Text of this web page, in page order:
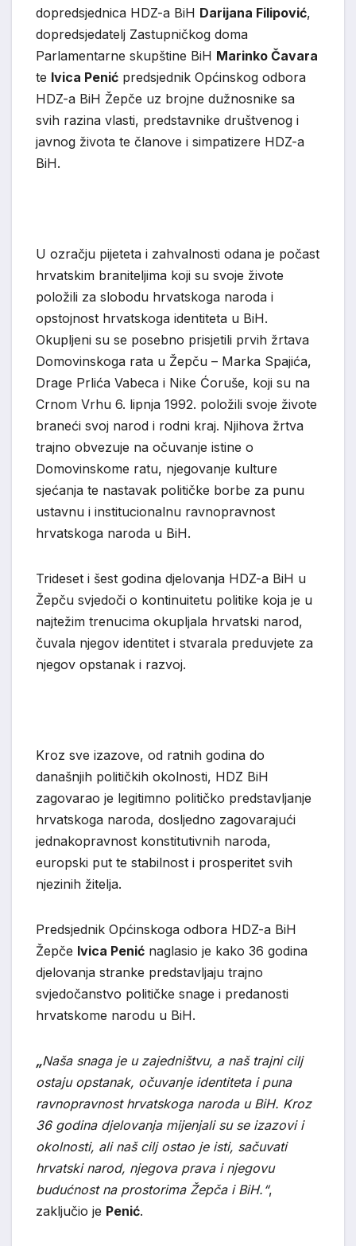
dopredsjednica HDZ-a BiH Darijana Filipović,
dopredsjedatelj Zastupničkog doma
Parlamentarne skupštine BiH Marinko Čavara
te Ivica Penić predsjednik Općinskog odbora
HDZ-a BiH Žepče uz brojne dužnosnike sa
svih razina vlasti, predstavnike društvenog i
javnog života te članove i simpatizere HDZ-a
BiH.
U ozračju pijeteta i zahvalnosti odana je počast
hrvatskim braniteljima koji su svoje živote
položili za slobodu hrvatskoga naroda i
opstojnost hrvatskoga identiteta u BiH.
Okupljeni su se posebno prisjetili prvih žrtava
Domovinskoga rata u Žepču – Marka Spajića,
Drage Prlića Vabeca i Nike Ćoruše, koji su na
Crnom Vrhu 6. lipnja 1992. položili svoje živote
braneći svoj narod i rodni kraj. Njihova žrtva
trajno obvezuje na očuvanje istine o
Domovinskome ratu, njegovanje kulture
sjećanja te nastavak političke borbe za punu
ustavnu i institucionalnu ravnopravnost
hrvatskoga naroda u BiH.
Trideset i šest godina djelovanja HDZ-a BiH u
Žepču svjedoči o kontinuitetu politike koja je u
najtežim trenucima okupljala hrvatski narod,
čuvala njegov identitet i stvarala preduvjete za
njegov opstanak i razvoj.
Kroz sve izazove, od ratnih godina do
današnjih političkih okolnosti, HDZ BiH
zagovarao je legitimno političko predstavljanje
hrvatskoga naroda, dosljedno zagovarajući
jednakopravnost konstitutivnih naroda,
europski put te stabilnost i prosperitet svih
njezinih žitelja.
Predsjednik Općinskoga odbora HDZ-a BiH
Žepče Ivica Penić naglasio je kako 36 godina
djelovanja stranke predstavljaju trajno
svjedočanstvo političke snage i predanosti
hrvatskome narodu u BiH.
„Naša snaga je u zajedništvu, a naš trajni cilj
ostaju opstanak, očuvanje identiteta i puna
ravnopravnost hrvatskoga naroda u BiH. Kroz
36 godina djelovanja mijenjali su se izazovi i
okolnosti, ali naš cilj ostao je isti, sačuvati
hrvatski narod, njegova prava i njegovu
budućnost na prostorima Žepča i BiH.“,
zaključio je Penić.